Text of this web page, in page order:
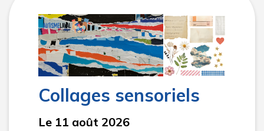
Collages sensoriels
Le 11 août 2026